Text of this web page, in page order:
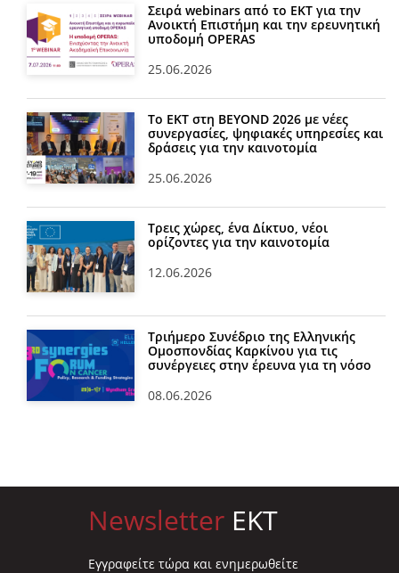
Σειρά webinars από το ΕΚΤ για την
Ανοικτή Επιστήμη και την ερευνητική
υποδομή OPERAS
25.06.2026
Το ΕΚΤ στη BEYOND 2026 με νέες
συνεργασίες, ψηφιακές υπηρεσίες και
δράσεις για την καινοτομία
25.06.2026
Τρεις χώρες, ένα Δίκτυο, νέοι
ορίζοντες για την καινοτομία
12.06.2026
Τριήμερο Συνέδριο της Ελληνικής
Ομοσπονδίας Καρκίνου για τις
συνέργειες στην έρευνα για τη νόσο
08.06.2026
Newsletter EKT
Eγγραφείτε τώρα και ενημερωθείτε